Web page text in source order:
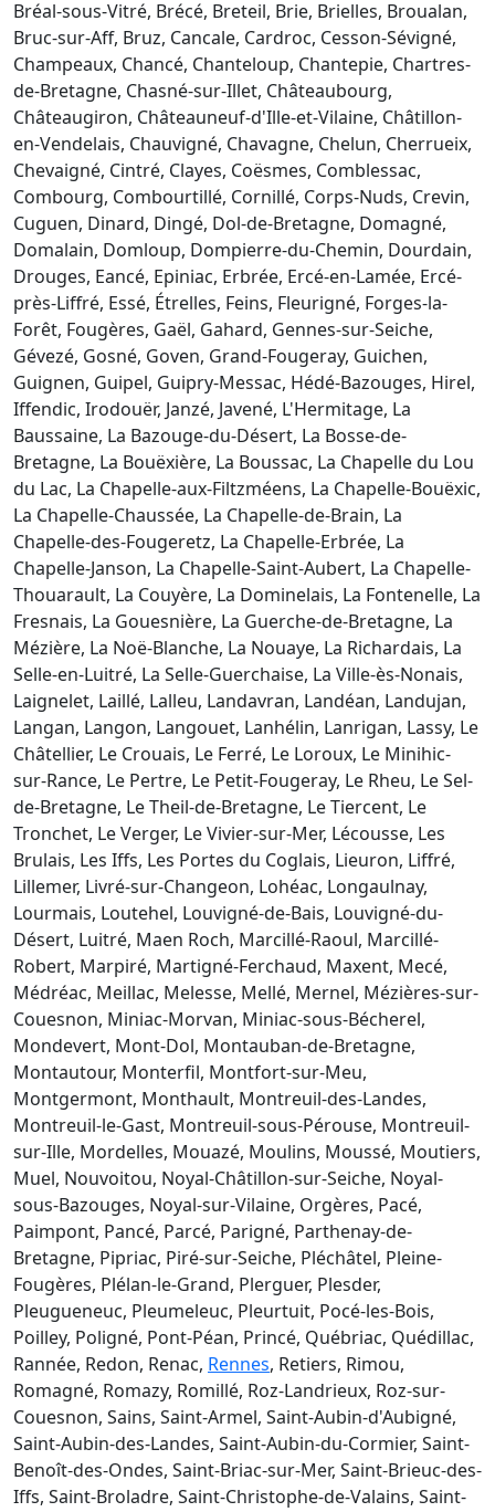
Bréal-sous-Vitré, Brécé, Breteil, Brie, Brielles, Broualan,
Bruc-sur-Aff, Bruz, Cancale, Cardroc, Cesson-Sévigné,
Champeaux, Chancé, Chanteloup, Chantepie, Chartres-
de-Bretagne, Chasné-sur-Illet, Châteaubourg,
Châteaugiron, Châteauneuf-d'Ille-et-Vilaine, Châtillon-
en-Vendelais, Chauvigné, Chavagne, Chelun, Cherrueix,
Chevaigné, Cintré, Clayes, Coësmes, Comblessac,
Combourg, Combourtillé, Cornillé, Corps-Nuds, Crevin,
Cuguen, Dinard, Dingé, Dol-de-Bretagne, Domagné,
Domalain, Domloup, Dompierre-du-Chemin, Dourdain,
Drouges, Eancé, Epiniac, Erbrée, Ercé-en-Lamée, Ercé-
près-Liffré, Essé, Étrelles, Feins, Fleurigné, Forges-la-
Forêt, Fougères, Gaël, Gahard, Gennes-sur-Seiche,
Gévezé, Gosné, Goven, Grand-Fougeray, Guichen,
Guignen, Guipel, Guipry-Messac, Hédé-Bazouges, Hirel,
Iffendic, Irodouër, Janzé, Javené, L'Hermitage, La
Baussaine, La Bazouge-du-Désert, La Bosse-de-
Bretagne, La Bouëxière, La Boussac, La Chapelle du Lou
du Lac, La Chapelle-aux-Filtzméens, La Chapelle-Bouëxic,
La Chapelle-Chaussée, La Chapelle-de-Brain, La
Chapelle-des-Fougeretz, La Chapelle-Erbrée, La
Chapelle-Janson, La Chapelle-Saint-Aubert, La Chapelle-
Thouarault, La Couyère, La Dominelais, La Fontenelle, La
Fresnais, La Gouesnière, La Guerche-de-Bretagne, La
Mézière, La Noë-Blanche, La Nouaye, La Richardais, La
Selle-en-Luitré, La Selle-Guerchaise, La Ville-ès-Nonais,
Laignelet, Laillé, Lalleu, Landavran, Landéan, Landujan,
Langan, Langon, Langouet, Lanhélin, Lanrigan, Lassy, Le
Châtellier, Le Crouais, Le Ferré, Le Loroux, Le Minihic-
sur-Rance, Le Pertre, Le Petit-Fougeray, Le Rheu, Le Sel-
de-Bretagne, Le Theil-de-Bretagne, Le Tiercent, Le
Tronchet, Le Verger, Le Vivier-sur-Mer, Lécousse, Les
Brulais, Les Iffs, Les Portes du Coglais, Lieuron, Liffré,
Lillemer, Livré-sur-Changeon, Lohéac, Longaulnay,
Lourmais, Loutehel, Louvigné-de-Bais, Louvigné-du-
Désert, Luitré, Maen Roch, Marcillé-Raoul, Marcillé-
Robert, Marpiré, Martigné-Ferchaud, Maxent, Mecé,
Médréac, Meillac, Melesse, Mellé, Mernel, Mézières-sur-
Couesnon, Miniac-Morvan, Miniac-sous-Bécherel,
Mondevert, Mont-Dol, Montauban-de-Bretagne,
Montautour, Monterfil, Montfort-sur-Meu,
Montgermont, Monthault, Montreuil-des-Landes,
Montreuil-le-Gast, Montreuil-sous-Pérouse, Montreuil-
sur-Ille, Mordelles, Mouazé, Moulins, Moussé, Moutiers,
Muel, Nouvoitou, Noyal-Châtillon-sur-Seiche, Noyal-
sous-Bazouges, Noyal-sur-Vilaine, Orgères, Pacé,
Paimpont, Pancé, Parcé, Parigné, Parthenay-de-
Bretagne, Pipriac, Piré-sur-Seiche, Pléchâtel, Pleine-
Fougères, Plélan-le-Grand, Plerguer, Plesder,
Pleugueneuc, Pleumeleuc, Pleurtuit, Pocé-les-Bois,
Poilley, Poligné, Pont-Péan, Princé, Québriac, Quédillac,
Rannée, Redon, Renac, Rennes, Retiers, Rimou,
Romagné, Romazy, Romillé, Roz-Landrieux, Roz-sur-
Couesnon, Sains, Saint-Armel, Saint-Aubin-d'Aubigné,
Saint-Aubin-des-Landes, Saint-Aubin-du-Cormier, Saint-
Benoît-des-Ondes, Saint-Briac-sur-Mer, Saint-Brieuc-des-
Iffs, Saint-Broladre, Saint-Christophe-de-Valains, Saint-